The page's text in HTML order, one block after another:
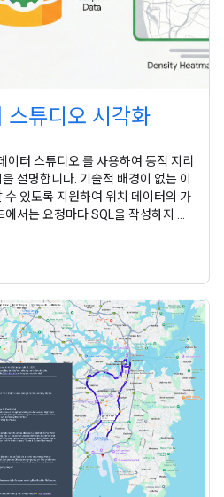
스튜디오 시각화
이터 스튜디오 를 사용하여 동적 지리
설명합니다. 기술적 배경이 없는 이
있도록 지원하여 위치 데이터의 가
서는 요청마다 SQL을 작성하지 않
복잡한 위치 데이터에 대한 액세스를
비즈니스 인텔리전스 간의